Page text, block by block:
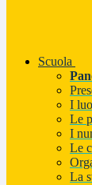
Scuola
I
Le
I
Le
La